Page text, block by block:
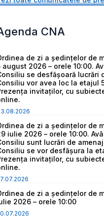
CNA
de zi a ședințelor de
august 2026 – orele 10:00.
se desfășoară lucrări
vor avea loc la etajul
invitaților, cu
de zi a ședințelor de
iulie 2026 – orele 10:00.
sunt lucrări de
se vor desfășura la
invitaților, cu
de zi a ședințelor de
2026 – orele 10:00